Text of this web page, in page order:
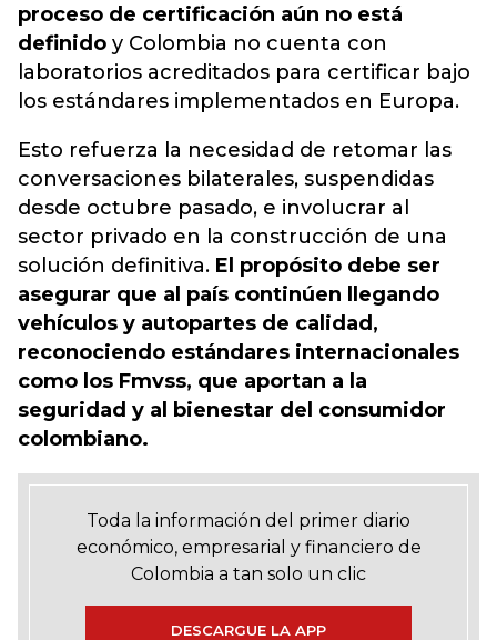
proceso de certificación aún no está
definido y Colombia no cuenta con
laboratorios acreditados para certificar bajo
los estándares implementados en Europa.
Esto refuerza la necesidad de retomar las
conversaciones bilaterales, suspendidas
desde octubre pasado, e involucrar al
sector privado en la construcción de una
solución definitiva. El propósito debe ser
asegurar que al país continúen llegando
vehículos y autopartes de calidad,
reconociendo estándares internacionales
como los Fmvss, que aportan a la
seguridad y al bienestar del consumidor
colombiano.
Toda la información del primer diario
económico, empresarial y financiero de
Colombia a tan solo un clic
DESCARGUE LA APP